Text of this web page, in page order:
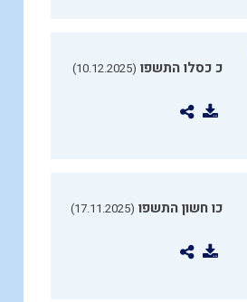
כ כסלו התשפו (10.12.2025)
כו חשון התשפו (17.11.2025)